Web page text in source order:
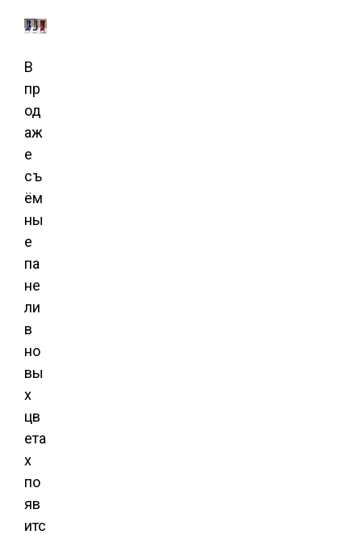
В
пр
од
аж
е
съ
ём
ны
е
па
не
ли
в
но
вы
х
цв
ета
х
по
яв
итс